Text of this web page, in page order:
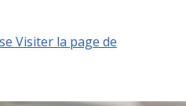
Visiter la page de